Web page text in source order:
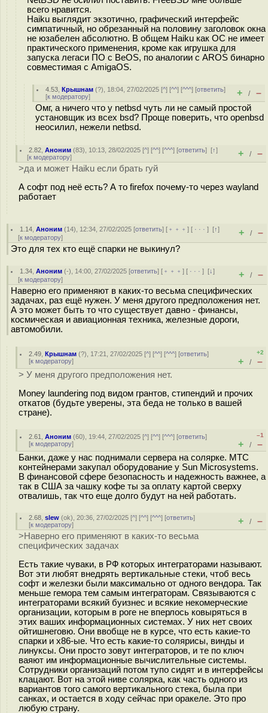
всего нравится.
Haiku выглядит экзотично, графический интерфейс
симпатичный, но обрезанный на половину заголовок окна
не юзабелен абсолютно. В общем Haiku как ОС не имеет
практического применения, кроме как игрушка для
запуска легаси ПО с BeOS, по аналогии с AROS бинарно
совместимая с AmigaOS.
4.53 ,Крышнам (?), 18:04, 27/02/2025 [^] [^^] [^^^] [ответить]
[к модератору] + / –
Омг, а ничего что у netbsd чуть ли не самый простой
установщик из всех bsd? Проще поверить, что openbsd
неосилил, нежели netbsd.
2.82 ,Аноним (83), 10:13, 28/02/2025 [^] [^^] [^^^] [ответить][↑]
[к модератору] + / –
>да и может Haiku если брать гуй
А софт под неё есть? А то firefox почему-то через wayland
работает
1.14 ,Аноним (14), 12:34, 27/02/2025 [ответить] [ ﹢﹢﹢] [ · · ·][↑]
[к модератору] + / –
Это для тех кто ещë спарки не выкинул?
1.34 ,Аноним (-), 14:00, 27/02/2025 [ответить] [ ﹢﹢﹢] [ · · ·][↓]
[к модератору] + / –
Наверно его применяют в каких-то весьма специфических
задачах, раз ещё нужен. У меня другого предположения нет.
А это может быть то что существует давно - финансы,
космическая и авиационная техника, железные дороги,
автомобили.
2.49 ,Крышнам (?), 17:21, 27/02/2025 [^] [^^] [^^^] [ответить]
[к модератору]
+2
+ / –
> У меня другого предположения нет.
Money laundering под видом грантов, стипендий и прочих
откатов (будьте уверены, эта беда не только в вашей
стране).
2.61 ,Аноним (60), 19:44, 27/02/2025 [^] [^^] [^^^] [ответить]
[к модератору]
–1
+ / –
Банки, даже у нас поднимали сервера на солярке. МТС
контейнерами закупал оборудование у Sun Microsystems.
В финансовой сфере безопасность и надежность важнее, а
так в США за чашку кофе ты за оплату картой сверху
отвалишь, так что еще долго будут на ней работать.
2.68 ,slew (ok), 20:36, 27/02/2025 [^] [^^] [^^^] [ответить]
[к модератору] + / –
>Наверно его применяют в каких-то весьма
специфических задачах
Есть такие чуваки, в РФ которых интеграторами называют.
Вот эти любят внедрять вертикальные стеки, чтоб весь
софт и железки были максимально от одного вендора. Так
меньше гемора тем самым интеграторам. Связываются с
интеграторами всякий буизнес и всякие некомерческие
организации, которым в роге не вперлось ковыряться в
этих ваших информационных системах. У них нет своих
ойтишнеговю. Они ввобще не в курсе, что есть какие-то
спарки и x86-ые. Что есть какие-то солярисы, винды и
линуксы. Они просто зовут интеграторов, и те по ключ
ваяют им информационные вычислительные системы.
Сотрудники организаций потом тупо сидят и в интерфейсы
клацают. Вот на этой ниве солярка, как часть одного из
вариантов того самого вертикального стека, была при
санках, и остается в ходу сейчас при оракеле. Это про
любую страну.